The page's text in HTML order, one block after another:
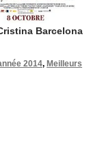
Barcelona
2014, Meilleurs